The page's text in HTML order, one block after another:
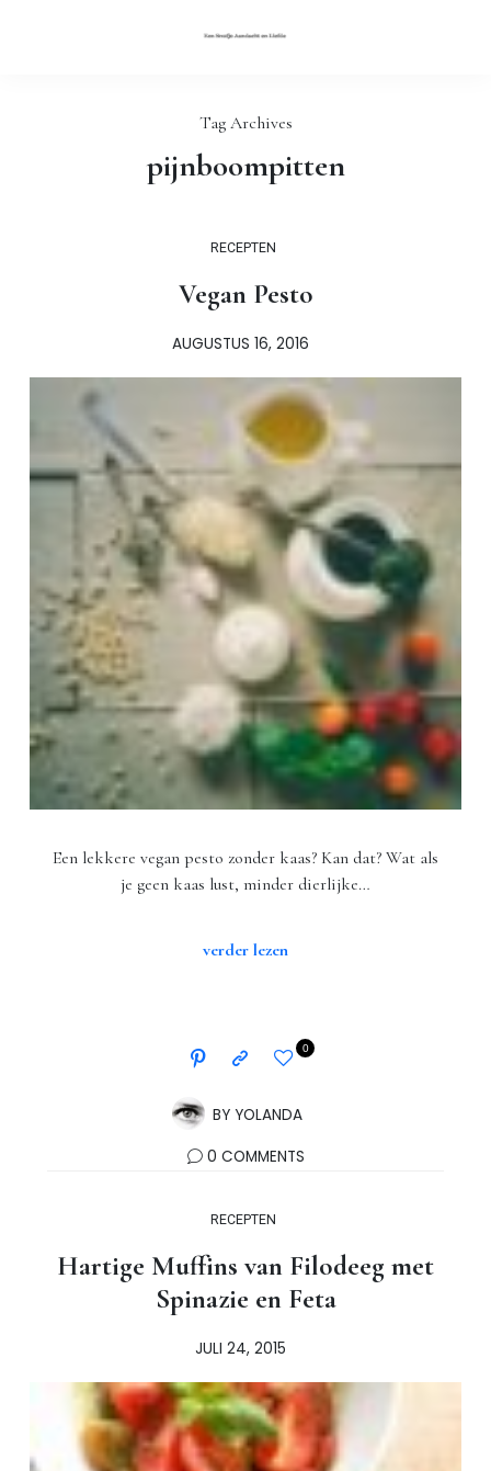
Tag Archives
pijnboompitten
RECEPTEN
Vegan Pesto
AUGUSTUS 16, 2016
Een lekkere vegan pesto zonder kaas? Kan dat? Wat als
je geen kaas lust, minder dierlijke…
verder lezen
BY YOLANDA
0
0 COMMENTS
RECEPTEN
Hartige Muffins van Filodeeg met
Spinazie en Feta
JULI 24, 2015